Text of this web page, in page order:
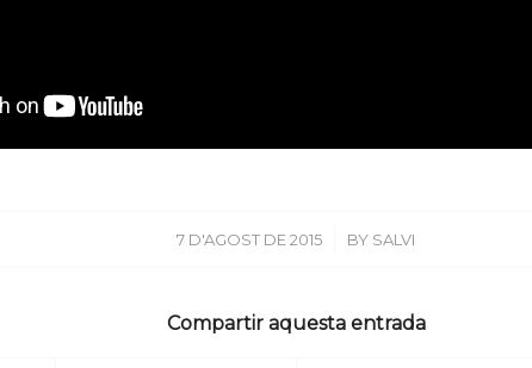
7 D'AGOST DE 2015
/ BY SALVI
Compartir aquesta entrada